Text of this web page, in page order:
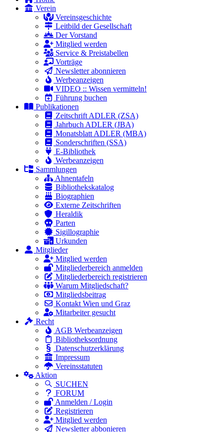
Verein
Vereinsgeschichte
Leitbild der Gesellschaft
Der Vorstand
Mitglied werden
Service & Preistabellen
Vorträge
Newsletter abonnieren
Werbeanzeigen
VIDEO :: Wissen vermitteln!
Führung buchen
Publikationen
Zeitschrift ADLER (ZSA)
Jahrbuch ADLER (JBA)
Monatsblatt ADLER (MBA)
Sonderschriften (SSA)
E-Bibliothek
Werbeanzeigen
Sammlungen
Ahnentafeln
Bibliothekskatalog
Biographien
Externe Zeitschriften
Heraldik
Parten
Sigillographie
Urkunden
Mitglieder
Mitglied werden
Mitgliederbereich anmelden
Mitgliederbereich registrieren
Warum Mitgliedschaft?
Mitgliedsbeitrag
Kontakt Wien und Graz
Mitarbeiter gesucht
Recht
AGB Werbeanzeigen
Bibliotheksordnung
Datenschutzerklärung
Impressum
Vereinsstatuten
Aktion
SUCHEN
FORUM
Anmelden / Login
Registrieren
Mitglied werden
Newsletter abbonieren